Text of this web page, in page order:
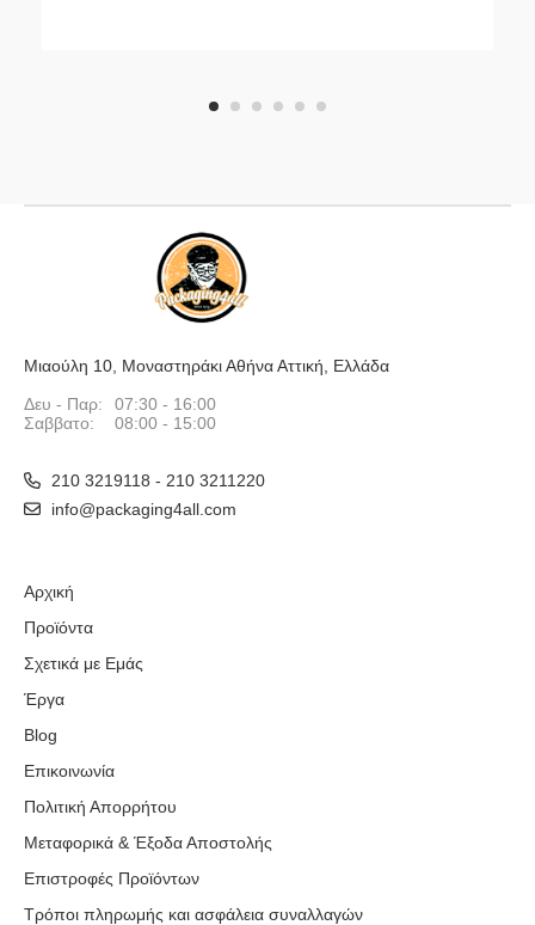
4 5 6
Μιαούλη 10, Μοναστηράκι Αθήνα Αττική, Ελλάδα
Δευ - Παρ:
Σαββατο:
07:30 - 16:00
08:00 - 15:00
210 3219118 - 210 3211220
info@packaging4all.com
Αρχική
Προϊόντα
Σχετικά με Εμάς
Έργα
Blog
Επικοινωνία
Πολιτική Απορρήτου
Μεταφορικά & Έξοδα Αποστολής
Επιστροφές Προϊόντων
Τρόποι πληρωμής και ασφάλεια συναλλαγών